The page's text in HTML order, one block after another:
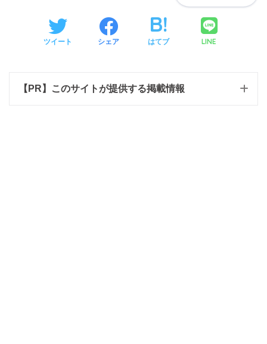
ツイート シェア はてブ LINE
【PR】このサイトが提供する掲載情報